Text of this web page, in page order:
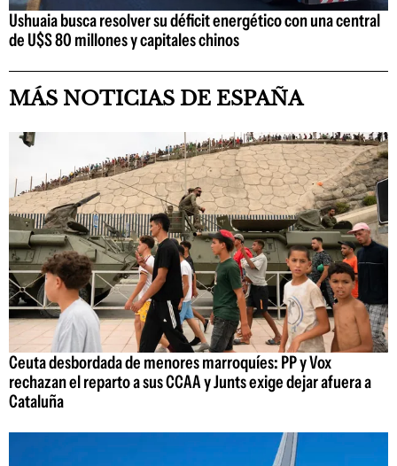
Ushuaia busca resolver su déficit energético con una central
de U$S 80 millones y capitales chinos
MÁS NOTICIAS DE ESPAÑA
Ceuta desbordada de menores marroquíes: PP y Vox
rechazan el reparto a sus CCAA y Junts exige dejar afuera a
Cataluña